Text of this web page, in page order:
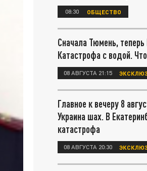
08:30 ОБЩЕСТВО
Сначала Тюмень, теперь
Катастрофа с водой.
08 АВГУСТА 21:15
Главное к вечеру 8
Украина шах. В
катастрофа
08 АВГУСТА 20:30